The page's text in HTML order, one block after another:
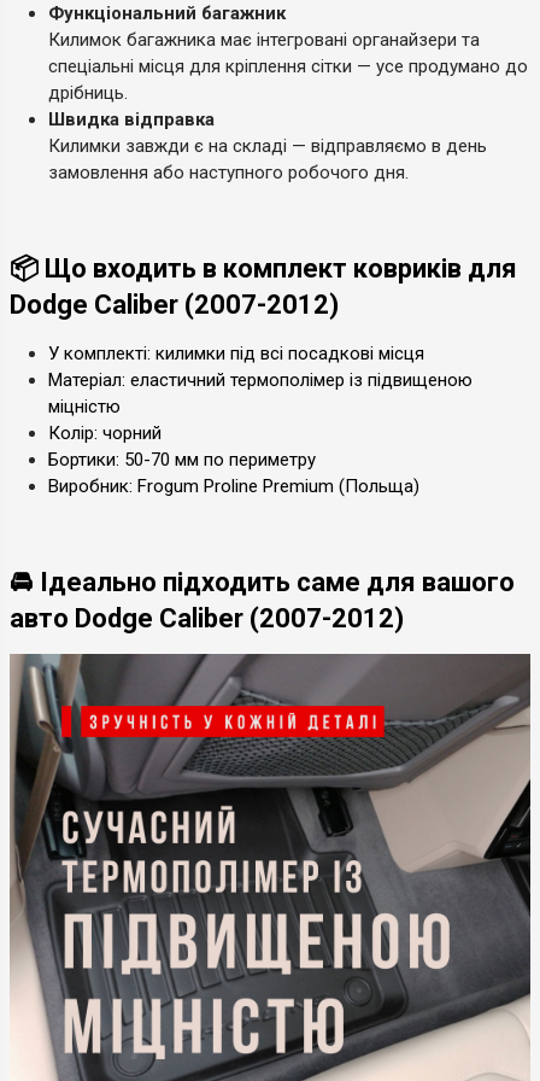
Функціональний багажник
Килимок багажника має інтегровані органайзери та
спеціальні місця для кріплення сітки — усе продумано до
дрібниць.
Швидка відправка
Килимки завжди є на складі — відправляємо в день
замовлення або наступного робочого дня.
📦 Що входить в комплект ковриків для
Dodge Caliber (2007-2012)
У комплекті: килимки під всі посадкові місця
Матеріал: еластичний термополімер із підвищеною
міцністю
Колір: чорний
Бортики: 50-70 мм по периметру
Виробник: Frogum Proline Premium (Польща)
🚘 Ідеально підходить саме для вашого
авто Dodge Caliber (2007-2012)